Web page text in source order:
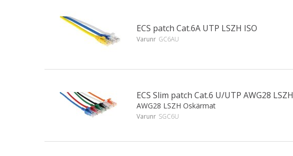
ECS patch Cat.6A UTP LSZH ISO
Varunr GC6AU
ECS Slim patch Cat.6 U/UTP AWG28 LSZH
AWG28 LSZH Oskärmat
Varunr SGC6U